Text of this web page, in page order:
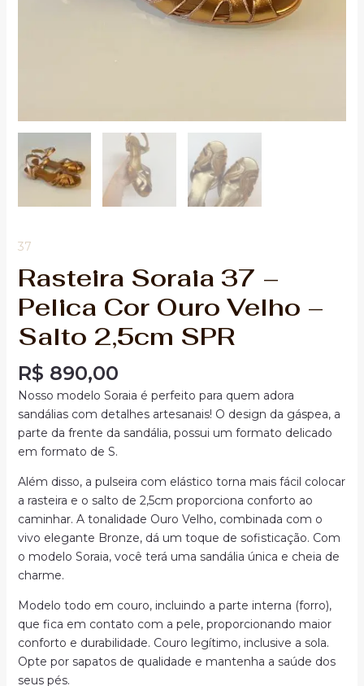
37
Rasteira Soraia 37 –
Pelica Cor Ouro Velho –
Salto 2,5cm SPR
R$ 890,00
Nosso modelo Soraia é perfeito para quem adora
sandálias com detalhes artesanais! O design da gáspea, a
parte da frente da sandália, possui um formato delicado
em formato de S.
Além disso, a pulseira com elástico torna mais fácil colocar
a rasteira e o salto de 2,5cm proporciona conforto ao
caminhar. A tonalidade Ouro Velho, combinada com o
vivo elegante Bronze, dá um toque de sofisticação. Com
o modelo Soraia, você terá uma sandália única e cheia de
charme.
Modelo todo em couro, incluindo a parte interna (forro),
que fica em contato com a pele, proporcionando maior
conforto e durabilidade. Couro legítimo, inclusive a sola.
Opte por sapatos de qualidade e mantenha a saúde dos
seus pés.